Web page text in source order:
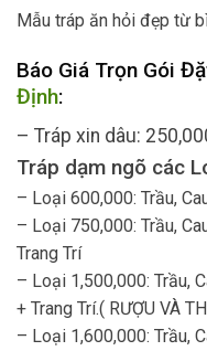
Mẫu tráp ăn hỏi đẹp từ
Báo Giá Trọn Gói
Định:
– Tráp xin dâu:
Tráp dạm ngõ các
– Loại 600,000: Trầu,
– Loại 750,000: Trầu,
Trang Trí
– Loại 1,500,000: Trầu,
+ Trang Trí.( RƯỢU VÀ
– Loại 1,600,000: Trầu,